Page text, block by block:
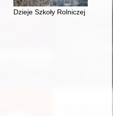
pracach Komisji Kodyfikacyjnej
Dzieje Szkoły Rolniczej i